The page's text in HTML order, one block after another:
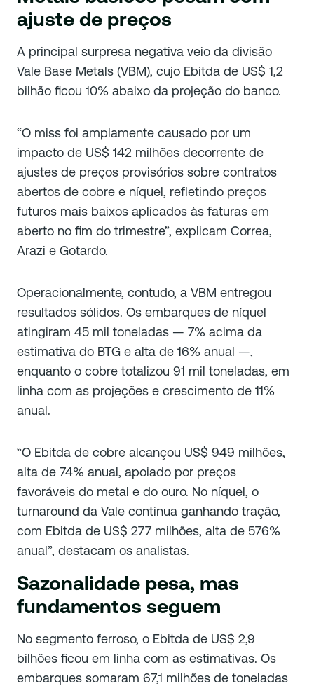
ajuste de preços
A principal surpresa negativa veio da divisão
Vale Base Metals (VBM), cujo Ebitda de US$ 1,2
bilhão ficou 10% abaixo da projeção do banco.
“O miss foi amplamente causado por um
impacto de US$ 142 milhões decorrente de
ajustes de preços provisórios sobre contratos
abertos de cobre e níquel, refletindo preços
futuros mais baixos aplicados às faturas em
aberto no fim do trimestre”, explicam Correa,
Arazi e Gotardo.
Operacionalmente, contudo, a VBM entregou
resultados sólidos. Os embarques de níquel
atingiram 45 mil toneladas — 7% acima da
estimativa do BTG e alta de 16% anual —,
enquanto o cobre totalizou 91 mil toneladas, em
linha com as projeções e crescimento de 11%
anual.
“O Ebitda de cobre alcançou US$ 949 milhões,
alta de 74% anual, apoiado por preços
favoráveis do metal e do ouro. No níquel, o
turnaround da Vale continua ganhando tração,
com Ebitda de US$ 277 milhões, alta de 576%
anual”, destacam os analistas.
Sazonalidade pesa, mas
fundamentos seguem
No segmento ferroso, o Ebitda de US$ 2,9
bilhões ficou em linha com as estimativas. Os
embarques somaram 67,1 milhões de toneladas